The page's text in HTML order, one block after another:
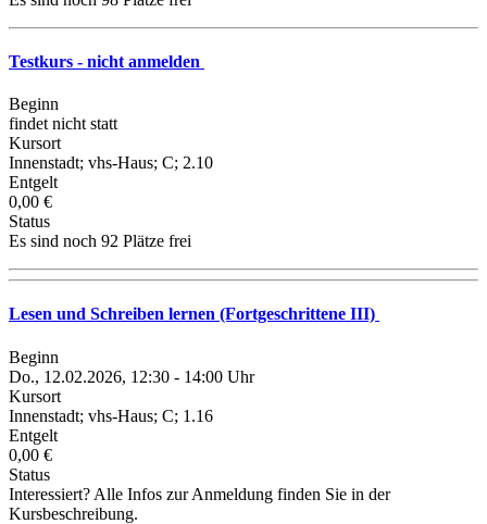
Testkurs - nicht anmelden
Beginn
findet nicht statt
Kursort
Innenstadt; vhs-Haus; C; 2.10
Entgelt
0,00 €
Status
Es sind noch 92 Plätze frei
Lesen und Schreiben lernen (Fortgeschrittene III)
Beginn
Do., 12.02.2026, 12:30 - 14:00 Uhr
Kursort
Innenstadt; vhs-Haus; C; 1.16
Entgelt
0,00 €
Status
Interessiert? Alle Infos zur Anmeldung finden Sie in der
Kursbeschreibung.